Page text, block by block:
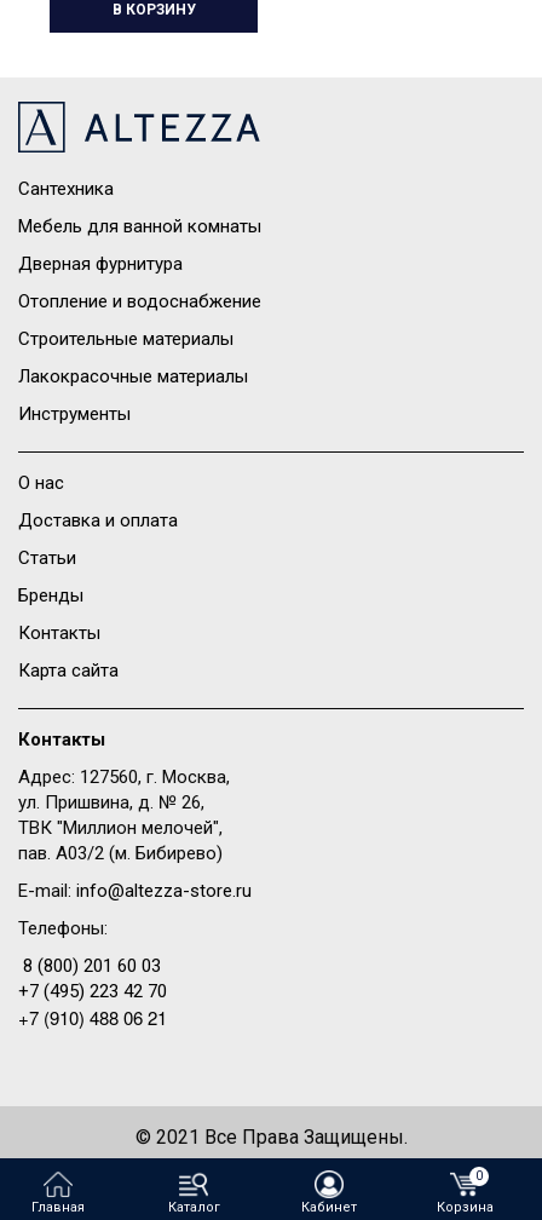
В КОРЗИНУ
Сантехника
Мебель для ванной комнаты
Дверная фурнитура
Отопление и водоснабжение
Строительные материалы
Лакокрасочные материалы
Инструменты
О нас
Доставка и оплата
Статьи
Бренды
Контакты
Карта сайта
Контакты
Адрес: 127560, г. Москва,
ул. Пришвина, д. № 26,
ТВК "Миллион мелочей",
пав. A03/2 (м. Бибирево)
E-mail: info@altezza-store.ru
Телефоны:
8 (800) 201 60 03
+7 (495) 223 42 70
+7 (910) 488 06 21
© 2021 Все Права Защищены.
Создание сайта —WeDo
Главная Каталог Кабинет
0
Корзина